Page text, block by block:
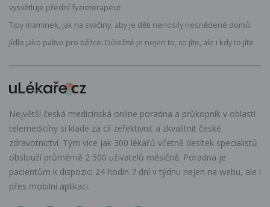
vysvětluje přední fyzioterapeut
Tipy maminek, jak na svačiny, aby je děti nenosily nesnědené domů
Jídlo jako palivo pro běžce: Důležité je nejen to, co jíte, ale i kdy to jíte
Největší česká medicínská online poradna a průkopník v oblasti
telemedicíny si klade za cíl zefektivnit a zkvalitnit české
zdravotnictví. Tým více jak 300 lékařů včetně desítek specialistů
obslouží průměrně 2 500 uživatelů měsíčně. Poradna je
pacientům k dispozici 24 hodin 7 dní v týdnu nejen na webu, ale i
přes mobilní aplikaci.